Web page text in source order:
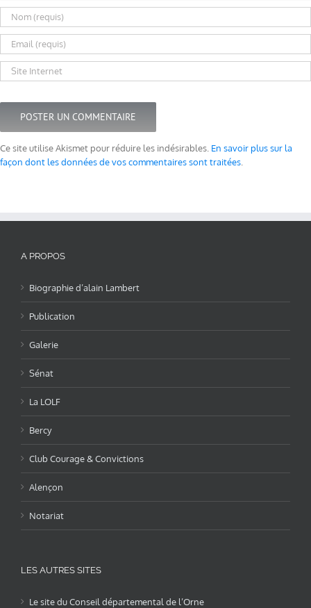
Ce site utilise Akismet pour réduire les indésirables. En savoir plus sur la
façon dont les données de vos commentaires sont traitées
A PROPOS
Biographie d’alain Lambert
Publication
Galerie
Sénat
La LOLF
Bercy
Club Courage & Convictions
Alençon
Notariat
LES AUTRES SITES
Le site du Conseil départemental de l’Orne